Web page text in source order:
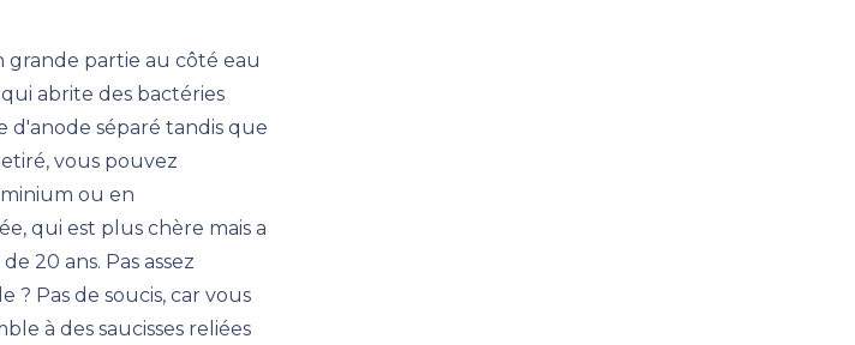
partie au côté eau
abrite des bactéries
d'anode séparé tandis que
vous pouvez
ou en
qui est plus chère mais a
20 ans. Pas assez
? Pas de soucis, car vous
à des saucisses reliées